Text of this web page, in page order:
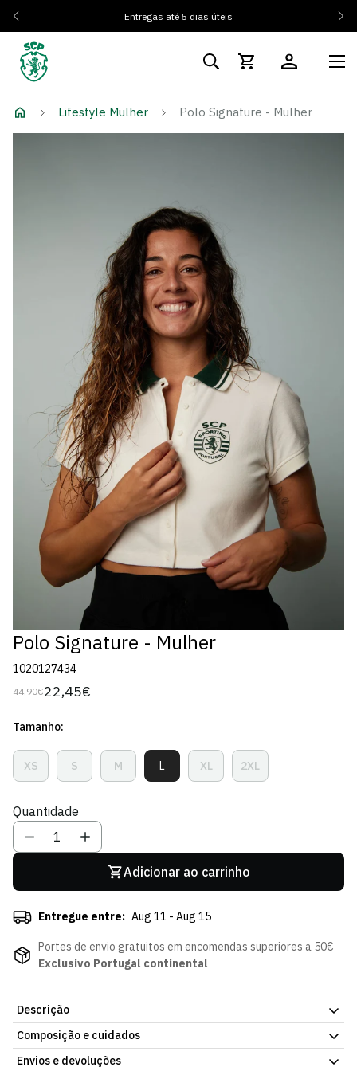
Entregas até 5 dias úteis
Lifestyle Mulher Polo Signature - Mulher
Polo Signature - Mulher
1020127434
Preço
44,90€
Preço
venda
22,45€
Tamanho:
XSVariante
Esgotada
Indisponível
SVariante
Esgotada
Indisponível
MVariante
Esgotada
LVariante
Esgotada
XL
Variante
Esgotada
2XLVariante
Esgotada
Quantidade
Adicionar ao carrinho
Entregue entre: Aug 11 - Aug 15
Portes de envio gratuitos em encomendas superiores a 50€
Exclusivo Portugal continental
Descrição
Polo Signature - Mulher, parte da coleção oficial do Sporting CP.
Tecido respirável, para dentro e fora de casa. Consulta a ficha do
Composição e cuidados
]:mt-5"""" dir=""""auto"""" data-message-author-
Envios e devoluções